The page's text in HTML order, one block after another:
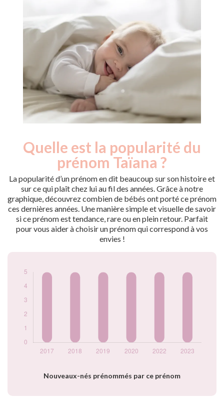
Quelle est la popularité du
prénom Taïana ?
La popularité d’un prénom en dit beaucoup sur son histoire et
sur ce qui plaît chez lui au fil des années. Grâce à notre
graphique, découvrez combien de bébés ont porté ce prénom
ces dernières années. Une manière simple et visuelle de savoir
si ce prénom est tendance, rare ou en plein retour. Parfait
pour vous aider à choisir un prénom qui correspond à vos
envies !
Nouveaux-nés prénommés par ce prénom
Année
Nouveaux-
nés
2018
5
2019
5
2020
5
2022
5
2023
5